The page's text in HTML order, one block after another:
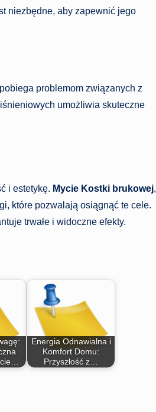
niezbędne, aby zapewnić jego
problemom związanych z
umożliwia skuteczne
i estetykę. Mycie Kostki brukowej,
które pozwalają osiągnąć te cele.
trwałe i widoczne efekty.
Energia Odnawialna i
Komfort Domu:
Przyszłość z…